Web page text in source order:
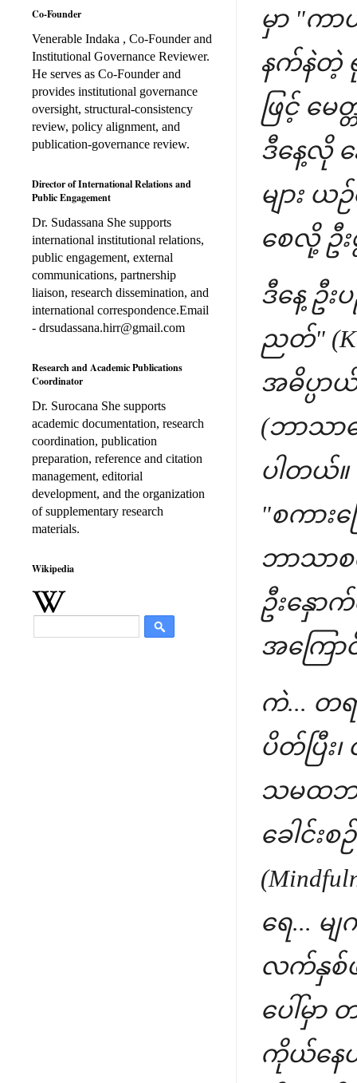
မှာ "က
နက်နဲတဲ့
ဖြင့် မ
ဒီနေ့လို
များ ယ
စေလို့ ဦ
ဒီနေ့ ဦး
ညတ်"
အဓိပ္ပာ
(ဘာသာဗ
ပါတယ်
"စကား
ဘာသာစ
ဦးနှော
အကြော
ကဲ... တ
ပိတ်ပြီ
သမထဘာ
ခေါင်
ရေ... မ
လက်နှစ်
ပေါ်မှာ
ကိုယ်နေဟ
Co-Founder
Venerable Indaka , Co-Founder and
Institutional Governance Reviewer.
He serves as Co-Founder and
provides institutional governance
oversight, structural-consistency
review, policy alignment, and
publication-governance review.
Director of International Relations and
Public Engagement
Dr. Sudassana She supports
international institutional relations,
public engagement, external
communications, partnership
liaison, research dissemination, and
international correspondence.Email
- drsudassana.hirr@gmail.com
Research and Academic Publications
Coordinator
Dr. Surocana She supports
academic documentation, research
coordination, publication
preparation, reference and citation
management, editorial
development, and the organization
of supplementary research
materials.
Wikipedia